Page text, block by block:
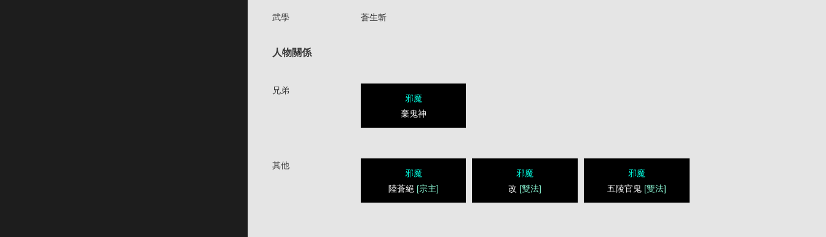
武學 蒼生斬
人物關係
兄弟
邪魔
棄鬼神
其他
邪魔
陸蒼絕 [宗主]
邪魔
改 [雙法]
邪魔
五陵官鬼 [雙法]